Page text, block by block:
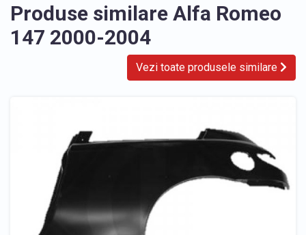
Produse similare Alfa Romeo
147 2000-2004
Vezi toate produsele similare